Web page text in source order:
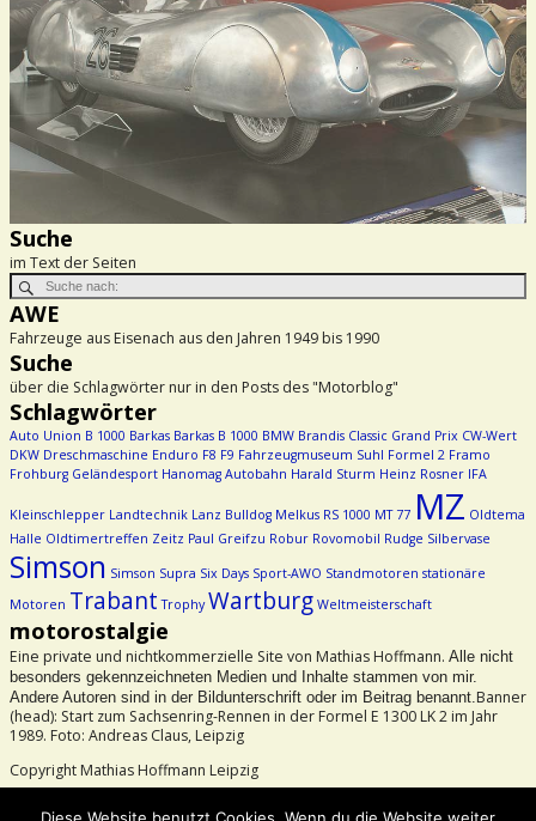
Suche
im Text der Seiten
AWE
Fahrzeuge aus Eisenach aus den Jahren 1949 bis 1990
Suche
über die Schlagwörter nur in den Posts des "Motorblog"
Schlagwörter
Auto Union B 1000 Barkas Barkas B 1000 BMW Brandis Classic Grand Prix CW-Wert
DKW Dreschmaschine Enduro F8 F9 Fahrzeugmuseum Suhl Formel 2 Framo
Frohburg Geländesport Hanomag Autobahn Harald Sturm Heinz Rosner IFA
Kleinschlepper Landtechnik Lanz Bulldog Melkus RS 1000 MT 77 MZ Oldtema
Halle Oldtimertreffen Zeitz Paul Greifzu Robur Rovomobil Rudge Silbervase
Simson Simson Supra Six Days Sport-AWO Standmotoren stationäre
Motoren Trabant Trophy Wartburg Weltmeisterschaft
motorostalgie
Eine private und nichtkommerzielle Site von Mathias Hoffmann. Alle nicht
besonders gekennzeichneten Medien und Inhalte stammen von mir.
Andere Autoren sind in der Bildunterschrift oder im Beitrag benannt.Banner
(head): Start zum Sachsenring-Rennen in der Formel E 1300 LK 2 im Jahr
1989. Foto: Andreas Claus, Leipzig
Copyright Mathias Hoffmann Leipzig